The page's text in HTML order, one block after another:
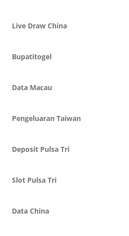
Live Draw China
Bupatitogel
Data Macau
Pengeluaran Taiwan
Deposit Pulsa Tri
Slot Pulsa Tri
Data China